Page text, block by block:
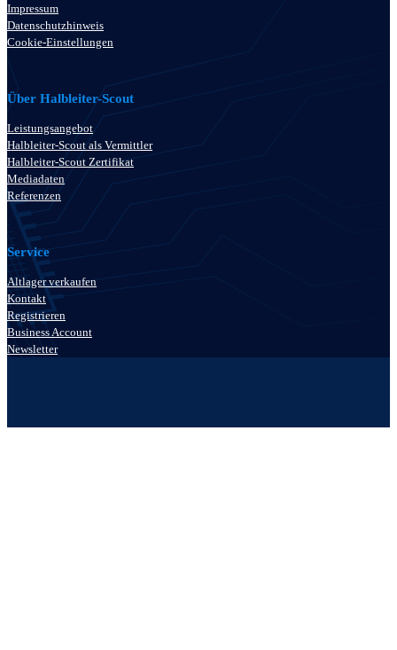
Impressum
Datenschutzhinweis
Cookie-Einstellungen
Über Halbleiter-Scout
Leistungsangebot
Halbleiter-Scout als Vermittler
Halbleiter-Scout Zertifikat
Mediadaten
Referenzen
Service
Altlager verkaufen
Kontakt
Registrieren
Business Account
Newsletter